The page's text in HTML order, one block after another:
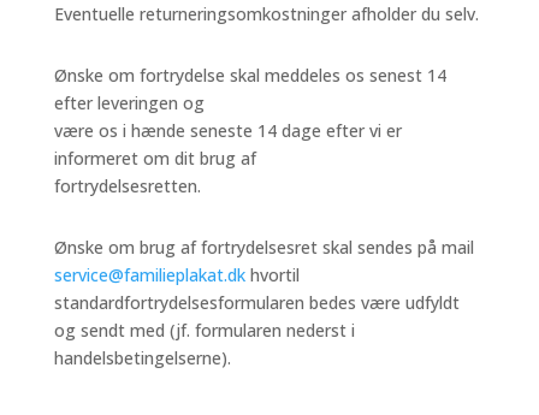
Eventuelle returneringsomkostninger afholder du selv.
Ønske om fortrydelse skal meddeles os senest 14
efter leveringen og
være os i hænde seneste 14 dage efter vi er
informeret om dit brug af
fortrydelsesretten.
Ønske om brug af fortrydelsesret skal sendes på mail
service@familieplakat.dkhvortil
standardfortrydelsesformularen bedes være udfyldt
og sendt med (jf. formularen nederst i
handelsbetingelserne).